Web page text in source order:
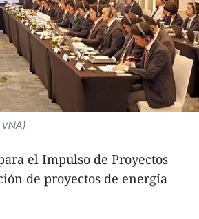
el Impulso de Proyectos
de proyectos de energía